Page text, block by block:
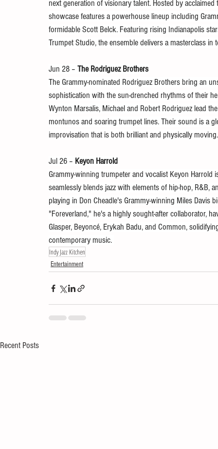
next generation of visionary talent. Hosted by
showcase features a powerhouse lineup including
formidable Scott Belck. Featuring rising Indianapolis
Trumpet Studio, the ensemble delivers a masterclass in
Jun 28 – The Rodriguez Brothers
The Grammy-nominated Rodriguez Brothers bring an
sophistication with the sun-drenched rhythms of their
Wynton Marsalis, Michael and Robert Rodriguez lead
montunos and soaring trumpet lines. Their sound is a
improvisation that is both brilliant and physically moving.
Jul 26 – Keyon Harrold
Grammy-winning trumpeter and vocalist Keyon
seamlessly blends jazz with elements of hip-hop, R&B,
playing in Don Cheadle's Grammy-winning Miles
"Foreverland," he's a highly sought-after collaborator,
Glasper, Beyoncé, Erykah Badu, and Common,
contemporary music.
Indy Jazz Kitchen
Entertainment
Recent Posts